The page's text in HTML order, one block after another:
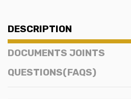
DESCRIPTION
DOCUMENTS JOINTS
QUESTIONS(FAQS)